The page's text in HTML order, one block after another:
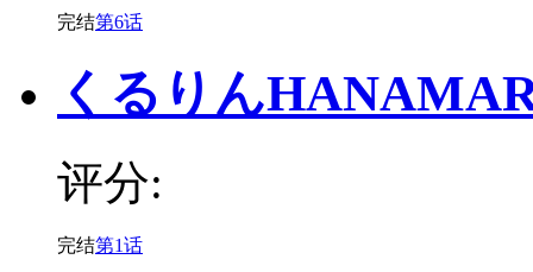
完结第6话
くるりん
评分:
完结第1话